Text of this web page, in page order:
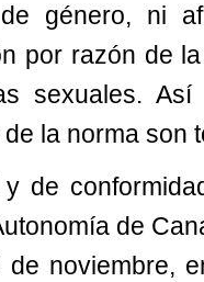
género, ni
por razón de
sexuales.
la norma son
de
de
de noviembre,